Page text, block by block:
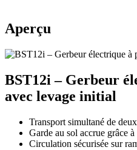
Aperçu
BST12i – Gerbeur
avec levage initial
Transport simultané de
Garde au sol accrue grâce
Circulation sécurisée sur